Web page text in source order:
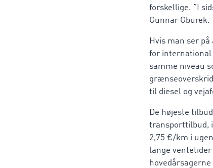
forskellige. ”I
Gunnar Gburek.
Hvis man ser
for international
samme niveau
til diesel og
De højeste
transporttilbud,
2,75 €/km i
lange